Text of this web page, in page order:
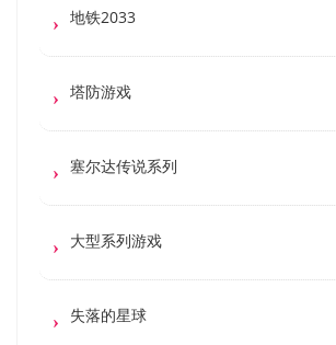
地铁2033
塔防游戏
塞尔达传说系列
大型系列游戏
失落的星球